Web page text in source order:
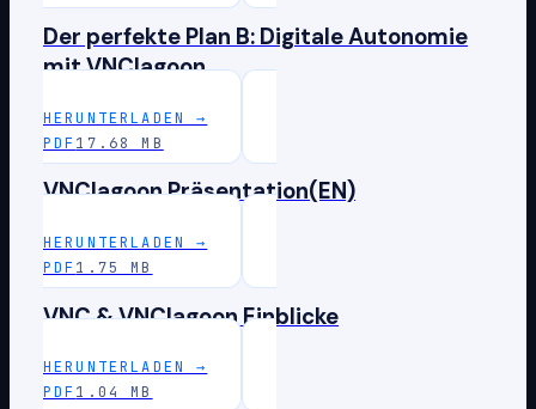
Der perfekte Plan B: Digitale Autonomie
mit VNClagoon
HERUNTERLADEN
→
PDF 17.68 MB
VNClagoon Präsentation(EN)
HERUNTERLADEN
→
PDF 1.75 MB
VNC & VNClagoon Einblicke
HERUNTERLADEN
→
PDF 1.04 MB